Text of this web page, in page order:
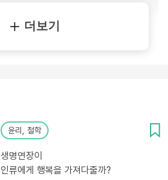
더보기
윤리, 철학
생명연장이
인류에게 행복을 가져다줄까?